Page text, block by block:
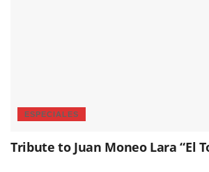
ESPECIALES
Tribute to Juan Moneo Lara “El